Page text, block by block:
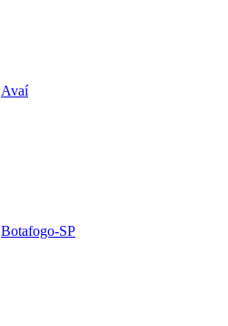
Avaí
Botafogo-SP